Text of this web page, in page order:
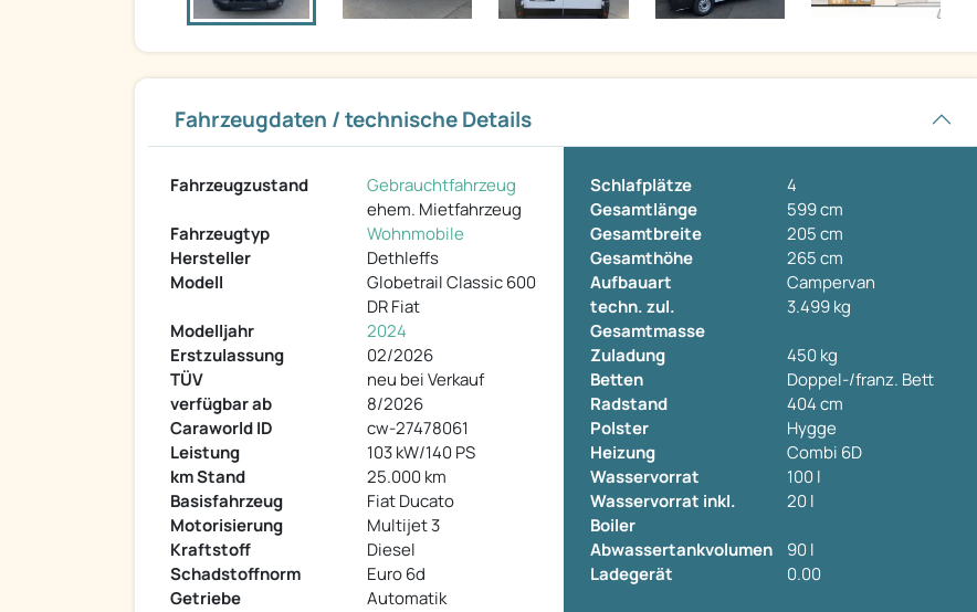
Fahrzeugdaten / technische Details
Fahrzeugzustand
Gebrauchtfahrzeug
ehem. Mietfahrzeug
Fahrzeugtyp
Wohnmobile
Hersteller
Dethleffs
Modell
Globetrail Classic 600
DR Fiat
Modelljahr
2024
Erstzulassung
02/2026
TÜV
neu bei Verkauf
verfügbar ab
8/2026
Caraworld ID
cw-27478061
Leistung
103 kW/140 PS
km Stand
25.000 km
Basisfahrzeug
Fiat Ducato
Motorisierung
Multijet 3
Kraftstoff
Diesel
Schadstoffnorm
Euro 6d
Getriebe
Automatik
Schlafplätze
4
Gesamtlänge
599 cm
Gesamtbreite
205 cm
Gesamthöhe
265 cm
Aufbauart
Campervan
techn. zul.
Gesamtmasse
3.499 kg
Zuladung
450 kg
Betten
Doppel-/franz. Bett
Radstand
404 cm
Polster
Hygge
Heizung
Combi 6D
Wasservorrat
100 l
Wasservorrat inkl.
Boiler
20 l
Abwassertankvolumen
90 l
Ladegerät
0.00